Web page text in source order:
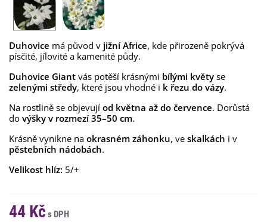
Duhovice má původ v jižní Africe, kde přirozeně pokrývá
písčité, jílovité a kamenité půdy.
Duhovice Giant vás potěší krásnými bílými květy se
zelenými středy, které jsou vhodné i k řezu do vázy.
Na rostlině se objevují od května až do července. Dorůstá
do výšky v rozmezí 35–50 cm.
Krásně vynikne na okrasném záhonku, ve skalkách i v
pěstebních nádobách.
Velikost hlíz: 5/+
44 Kč